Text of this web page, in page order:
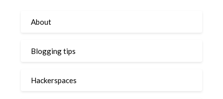
About
Blogging tips
Hackerspaces